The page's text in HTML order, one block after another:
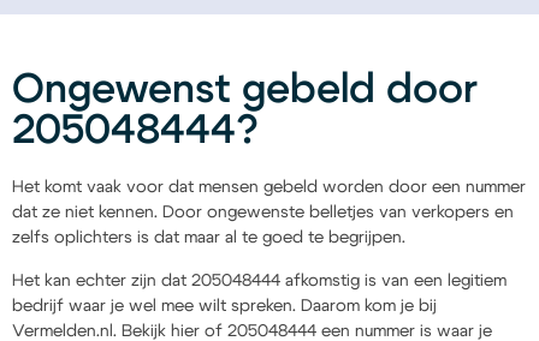
Ongewenst gebeld door
205048444?
Het komt vaak voor dat mensen gebeld worden door een nummer
dat ze niet kennen. Door ongewenste belletjes van verkopers en
zelfs oplichters is dat maar al te goed te begrijpen.
Het kan echter zijn dat 205048444 afkomstig is van een legitiem
bedrijf waar je wel mee wilt spreken. Daarom kom je bij
Vermelden.nl. Bekijk hier of 205048444 een nummer is waar je